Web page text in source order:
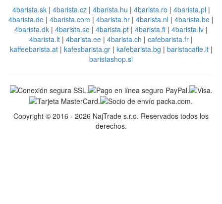
4barista.sk| 4barista.cz| 4barista.hu | 4barista.ro | 4barista.pl |
4barista.de | 4barista.com | 4barista.hr | 4barista.nl | 4barista.be |
4barista.dk | 4barista.se | 4barista.pt | 4barista.fi | 4barista.lv |
4barista.lt | 4barista.ee | 4barista.ch | cafebarista.fr |
kaffeebarista.at| kafesbarista.gr| kafebarista.bg | baristacaffe.it|
baristashop.si
Copyright © 2016 - 2026 NajTrade s.r.o. Reservados todos los
derechos.